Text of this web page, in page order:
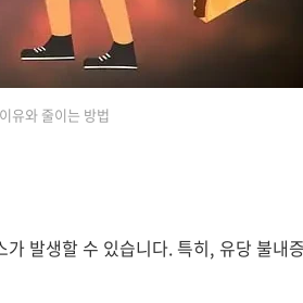
유와 줄이는 방법
발생할 수 있습니다. 특히, 유당 불내